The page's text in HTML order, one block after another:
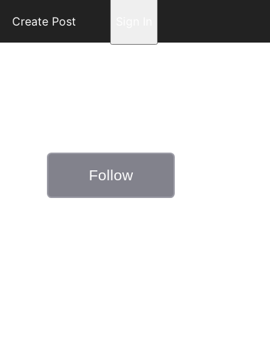
Create Post
Follow